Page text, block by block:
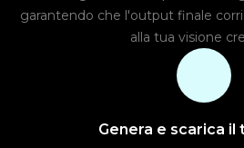
garantendo che l'output finale
alla tua visione
Genera e scarica il